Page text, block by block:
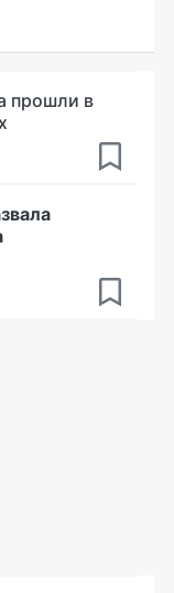
прошли в